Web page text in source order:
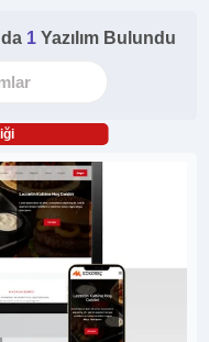
1 Yazılım Bulundu